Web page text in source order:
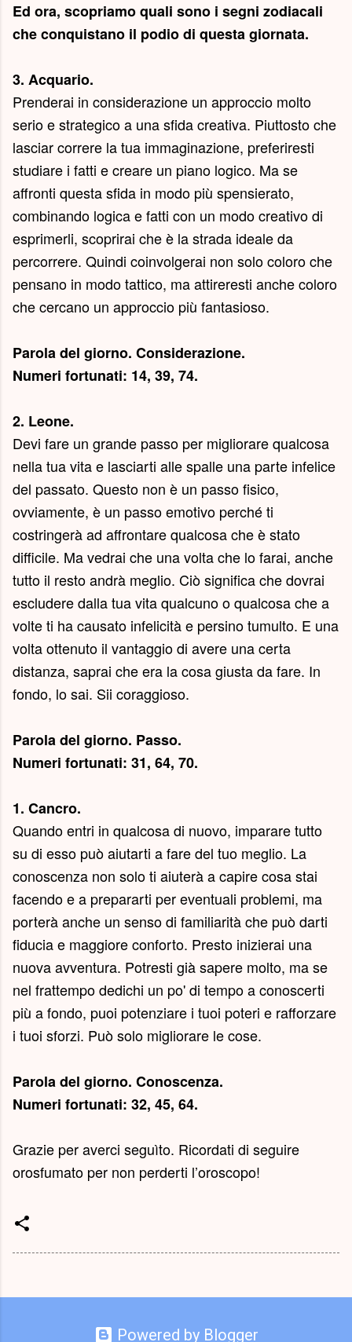
Ed ora, scopriamo quali sono i segni zodiacali
che conquistano il podio di questa giornata.
3. Acquario.
Prenderai in considerazione un approccio molto
serio e strategico a una sfida creativa. Piuttosto che
lasciar correre la tua immaginazione, preferiresti
studiare i fatti e creare un piano logico. Ma se
affronti questa sfida in modo più spensierato,
combinando logica e fatti con un modo creativo di
esprimerli, scoprirai che è la strada ideale da
percorrere. Quindi coinvolgerai non solo coloro che
pensano in modo tattico, ma attireresti anche coloro
che cercano un approccio più fantasioso.
Parola del giorno. Considerazione.
Numeri fortunati: 14, 39, 74.
2. Leone.
Devi fare un grande passo per migliorare qualcosa
nella tua vita e lasciarti alle spalle una parte infelice
del passato. Questo non è un passo fisico,
ovviamente, è un passo emotivo perché ti
costringerà ad affrontare qualcosa che è stato
difficile. Ma vedrai che una volta che lo farai, anche
tutto il resto andrà meglio. Ciò significa che dovrai
escludere dalla tua vita qualcuno o qualcosa che a
volte ti ha causato infelicità e persino tumulto. E una
volta ottenuto il vantaggio di avere una certa
distanza, saprai che era la cosa giusta da fare. In
fondo, lo sai. Sii coraggioso.
Parola del giorno. Passo.
Numeri fortunati: 31, 64, 70.
1. Cancro.
Quando entri in qualcosa di nuovo, imparare tutto
su di esso può aiutarti a fare del tuo meglio. La
conoscenza non solo ti aiuterà a capire cosa stai
facendo e a prepararti per eventuali problemi, ma
porterà anche un senso di familiarità che può darti
fiducia e maggiore conforto. Presto inizierai una
nuova avventura. Potresti già sapere molto, ma se
nel frattempo dedichi un po' di tempo a conoscerti
più a fondo, puoi potenziare i tuoi poteri e rafforzare
i tuoi sforzi. Può solo migliorare le cose.
Parola del giorno. Conoscenza.
Numeri fortunati: 32, 45, 64.
Grazie per averci seguìto. Ricordati di seguire
orosfumato per non perderti l’oroscopo!
Powered by Blogger